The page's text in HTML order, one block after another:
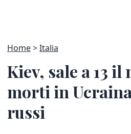
Home Italia
Kiev, sale a 13
morti in
russi